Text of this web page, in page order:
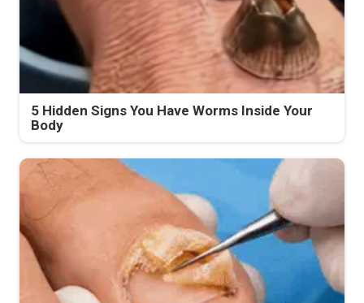
5 Hidden Signs You Have Worms Inside Your
Body